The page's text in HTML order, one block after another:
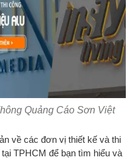
Quảng Cáo Sơn Việt
về các đơn vị thiết kế và thi
TPHCM để bạn tìm hiểu và